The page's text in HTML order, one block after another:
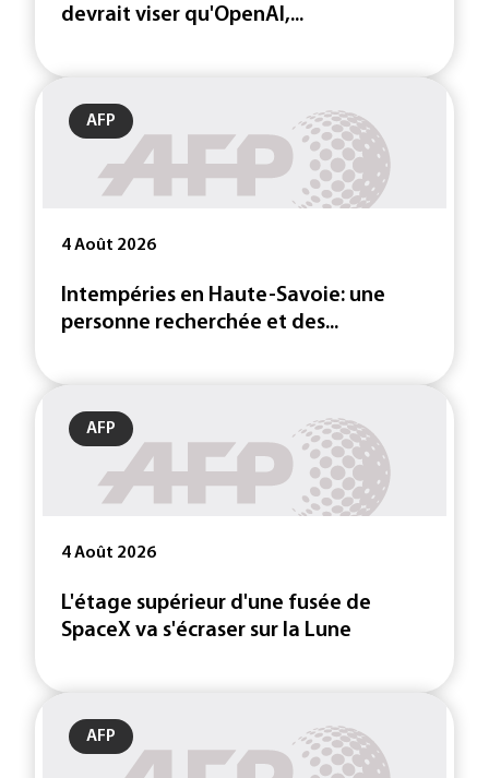
devrait viser qu'OpenAI,...
AFP
4 Août 2026
Intempéries en Haute-Savoie: une
personne recherchée et des...
AFP
4 Août 2026
L'étage supérieur d'une fusée de
SpaceX va s'écraser sur la Lune
AFP